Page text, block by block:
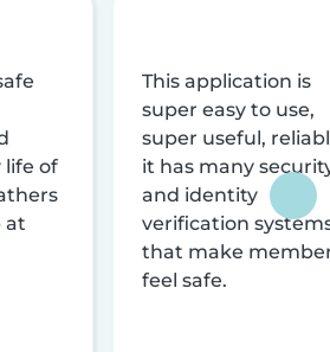
life of
at
This application is
super easy to use,
super useful,
it has many
and identity
verification
that make
feel safe.